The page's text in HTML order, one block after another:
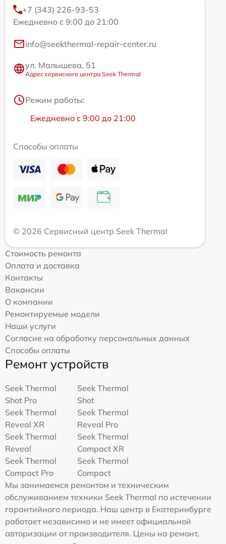
+7 (343) 226-93-53
Ежедневно с 9:00 до 21:00
info@seekthermal-repair-center.ru
ул. Малышева, 51
Адрес сервисного центра Seek Thermal
Режим работы:
Ежедневно с 9:00 до 21:00
Способы оплаты
© 2026 Сервисный центр Seek Thermal
Стоимость ремонта
Оплата и доставка
Контакты
Вакансии
О компании
Ремонтируемые модели
Наши услуги
Согласие на обработку персональных данных
Способы оплаты
Ремонт устройств
Seek Thermal
Shot Pro
Seek Thermal
Shot
Seek Thermal
Reveal XR
Seek Thermal
Reveal Pro
Seek Thermal
Reveal
Seek Thermal
Compact XR
Seek Thermal
Compact Pro
Seek Thermal
Compact
Мы занимаемся ремонтом и техническим
обслуживанием техники Seek Thermal по истечении
гарантийного периода. Наш центр в Екатеринбурге
работает независимо и не имеет официальной
авторизации от производителя. Цены на ремонт,